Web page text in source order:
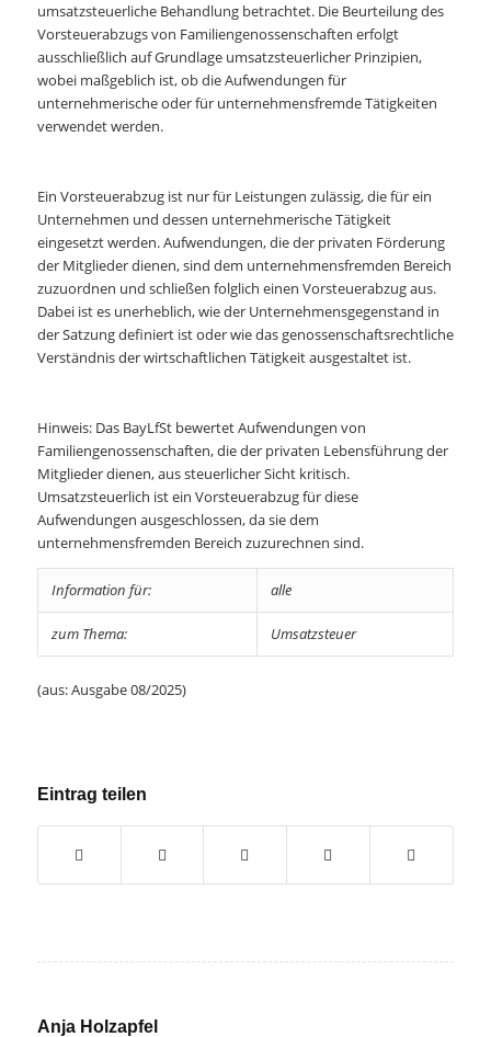
umsatzsteuerliche Behandlung betrachtet. Die Beurteilung des
Vorsteuerabzugs von Familiengenossenschaften erfolgt
ausschließlich auf Grundlage umsatzsteuerlicher Prinzipien,
wobei maßgeblich ist, ob die Aufwendungen für
unternehmerische oder für unternehmensfremde Tätigkeiten
verwendet werden.
Ein Vorsteuerabzug ist nur für Leistungen zulässig, die für ein
Unternehmen und dessen unternehmerische Tätigkeit
eingesetzt werden. Aufwendungen, die der privaten Förderung
der Mitglieder dienen, sind dem unternehmensfremden Bereich
zuzuordnen und schließen folglich einen Vorsteuerabzug aus.
Dabei ist es unerheblich, wie der Unternehmensgegenstand in
der Satzung definiert ist oder wie das genossenschaftsrechtliche
Verständnis der wirtschaftlichen Tätigkeit ausgestaltet ist.
Hinweis: Das BayLfSt bewertet Aufwendungen von
Familiengenossenschaften, die der privaten Lebensführung der
Mitglieder dienen, aus steuerlicher Sicht kritisch.
Umsatzsteuerlich ist ein Vorsteuerabzug für diese
Aufwendungen ausgeschlossen, da sie dem
unternehmensfremden Bereich zuzurechnen sind.
Information für: alle
zum Thema: Umsatzsteuer
(aus: Ausgabe 08/2025)
Eintrag teilen
Anja Holzapfel